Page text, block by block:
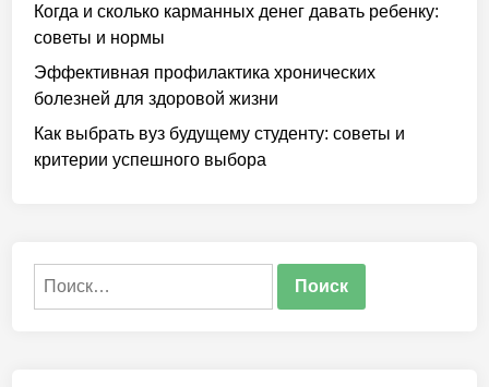
Когда и сколько карманных денег давать ребенку:
советы и нормы
Эффективная профилактика хронических
болезней для здоровой жизни
Как выбрать вуз будущему студенту: советы и
критерии успешного выбора
Найти: